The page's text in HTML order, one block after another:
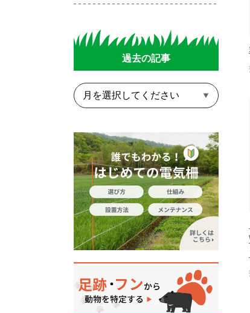
過去の記事